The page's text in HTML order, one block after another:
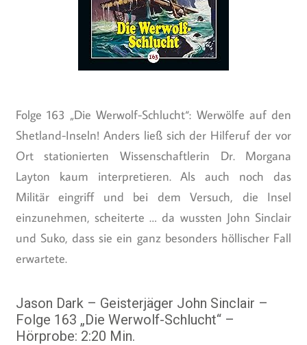
Folge 163 „Die Werwolf-Schlucht“: Werwölfe auf den
Shetland-Inseln! Anders ließ sich der Hilferuf der vor
Ort stationierten Wissenschaftlerin Dr. Morgana
Layton kaum interpretieren. Als auch noch das
Militär eingriff und bei dem Versuch, die Insel
einzunehmen, scheiterte … da wussten John Sinclair
und Suko, dass sie ein ganz besonders höllischer Fall
erwartete.
Jason Dark – Geisterjäger John Sinclair –
Folge 163 „Die Werwolf-Schlucht“ –
Hörprobe: 2:20 Min.